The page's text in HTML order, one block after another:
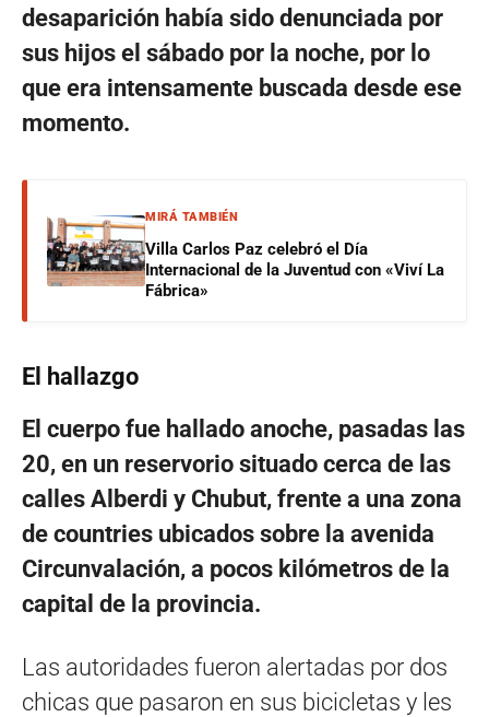
desaparición había sido denunciada por
sus hijos el sábado por la noche, por lo
que era intensamente buscada desde ese
momento.
MIRÁ TAMBIÉN
Villa Carlos Paz celebró el Día
Internacional de la Juventud con «Viví La
Fábrica»
El hallazgo
El cuerpo fue hallado anoche, pasadas las
20, en un reservorio situado cerca de las
calles Alberdi y Chubut, frente a una zona
de countries ubicados sobre la avenida
Circunvalación, a pocos kilómetros de la
capital de la provincia.
Las autoridades fueron alertadas por dos
chicas que pasaron en sus bicicletas y les